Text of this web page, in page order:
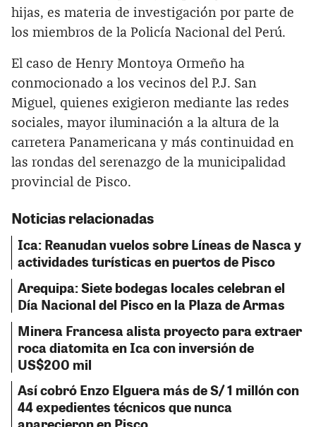
hijas, es materia de investigación por parte de
los miembros de la Policía Nacional del Perú.
El caso de Henry Montoya Ormeño ha
conmocionado a los vecinos del P.J. San
Miguel, quienes exigieron mediante las redes
sociales, mayor iluminación a la altura de la
carretera Panamericana y más continuidad en
las rondas del serenazgo de la municipalidad
provincial de Pisco.
Noticias relacionadas
Ica: Reanudan vuelos sobre Líneas de Nasca y
actividades turísticas en puertos de Pisco
Arequipa: Siete bodegas locales celebran el
Día Nacional del Pisco en la Plaza de Armas
Minera Francesa alista proyecto para extraer
roca diatomita en Ica con inversión de
US$200 mil
Así cobró Enzo Elguera más de S/ 1 millón con
44 expedientes técnicos que nunca